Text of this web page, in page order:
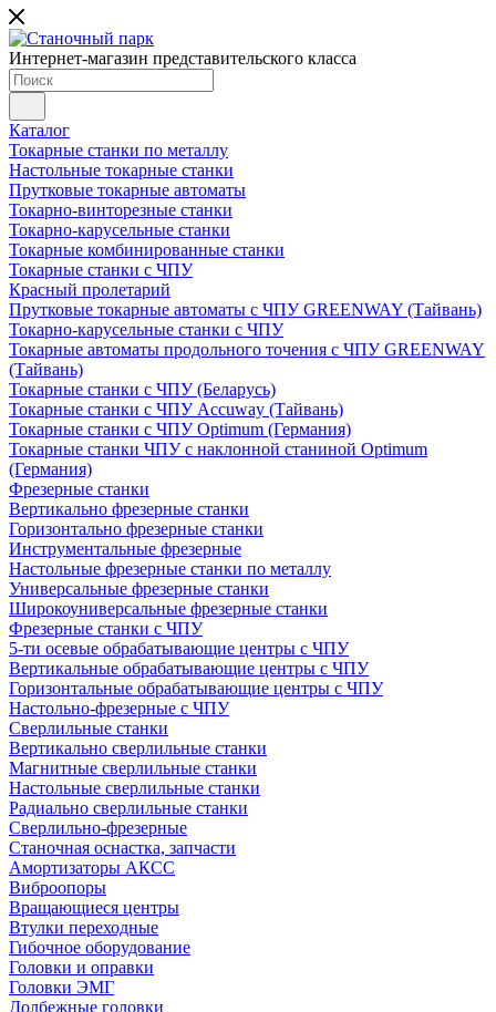
Интернет-магазин представительского класса
Каталог
Токарные станки по металлу
Настольные токарные станки
Прутковые токарные автоматы
Токарно-винторезные станки
Токарно-карусельные станки
Токарные комбинированные станки
Токарные станки с ЧПУ
Красный пролетарий
Прутковые токарные автоматы с ЧПУ GREENWAY (Тайвань)
Токарно-карусельные станки с ЧПУ
Токарные автоматы продольного точения с ЧПУ GREENWAY
(Тайвань)
Токарные станки с ЧПУ (Беларусь)
Токарные станки с ЧПУ Accuway (Тайвань)
Токарные станки с ЧПУ Optimum (Германия)
Токарные станки ЧПУ с наклонной станиной Optimum
(Германия)
Фрезерные станки
Вертикально фрезерные станки
Горизонтально фрезерные станки
Инструментальные фрезерные
Настольные фрезерные станки по металлу
Универсальные фрезерные станки
Широкоуниверсальные фрезерные станки
Фрезерные станки с ЧПУ
5-ти осевые обрабатывающие центры с ЧПУ
Вертикальные обрабатывающие центры с ЧПУ
Горизонтальные обрабатывающие центры с ЧПУ
Настольно-фрезерные с ЧПУ
Сверлильные станки
Вертикально сверлильные станки
Магнитные сверлильные станки
Настольные сверлильные станки
Радиально сверлильные станки
Сверлильно-фрезерные
Станочная оснастка, запчасти
Амортизаторы АКСС
Виброопоры
Вращающиеся центры
Втулки переходные
Гибочное оборудование
Головки и оправки
Головки ЭМГ
Долбежные головки